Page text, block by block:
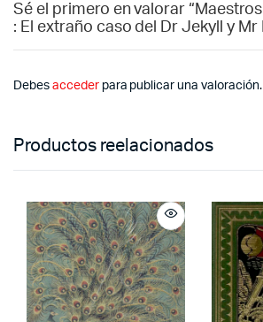
Sé el primero en valorar
: El extraño caso del Dr Jekyll y Mr
Debes accederpara publicar una valoración.
Productos reelacionados